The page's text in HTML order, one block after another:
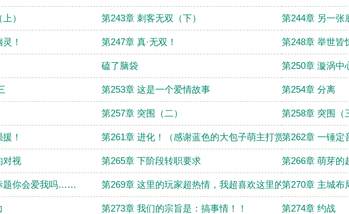
） 第243章 刺客无双（下） 第244章 另一张
！ 第247章 真·无双！ 第248章 举世皆
磕了脑袋 第250章 漩涡中
第253章 这是一个爱情故事 第254章 分离
第257章 突围（二） 第258章 突围（
！ 第261章 进化！（感谢蓝色的大包子萌主打赏~）第262章 一锤定
对视 第265章 下阶段转职要求 第266章 萌芽的
题你会爱我吗…… 第269章 这里的玩家超热情，我超喜欢这里的第270章 主城布
第273章 我们的宗旨是：搞事情！！ 第274章 约战